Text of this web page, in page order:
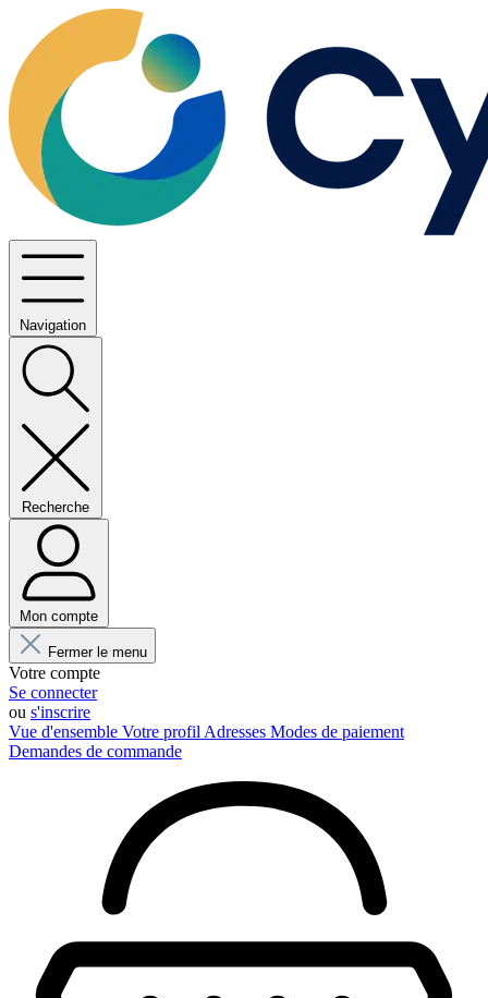
Navigation
Recherche
Mon compte
Fermer le menu
Votre compte
Se connecter
ou s'inscrire
Vue d'ensemble Votre profil Adresses Modes de paiement
Demandes de commande